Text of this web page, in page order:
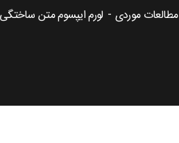
مطالعات موردی لورم ایپسوم متن